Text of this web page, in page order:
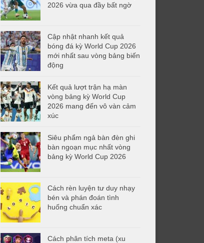
2026 vừa qua đầy bất ngờ
Cập nhật nhanh kết quả
bóng đá kỳ World Cup 2026
mới nhất sau vòng bảng biến
động
Kết quả lượt trận hạ màn
vòng bảng kỳ World Cup
2026 mang đến vô vàn cảm
xúc
Siêu phẩm ngả bàn đèn ghi
bàn ngoạn mục nhất vòng
bảng kỳ World Cup 2026
Cách rèn luyện tư duy nhạy
bén và phán đoán tình
huống chuẩn xác
Cách phân tích meta (xu